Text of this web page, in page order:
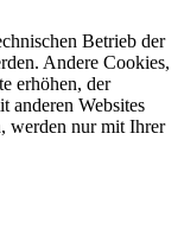
Betrieb der
Andere Cookies,
erhöhen, der
anderen Websites
werden nur mit Ihrer